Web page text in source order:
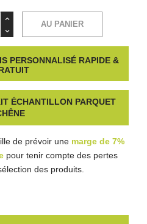
AU PANIER
PERSONNALISÉ RAPIDE &
ÉCHANTILLON PARQUET
de prévoir une marge de 7%
pour tenir compte des pertes
des produits.